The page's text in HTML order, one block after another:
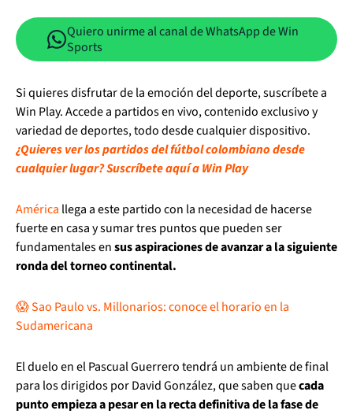
Quiero unirme al canal de WhatsApp de Win
Sports
Si quieres disfrutar de la emoción del deporte, suscríbete a
Win Play. Accede a partidos en vivo, contenido exclusivo y
variedad de deportes, todo desde cualquier dispositivo.
¿Quieres ver los partidos del fútbol colombiano desde
cualquier lugar? Suscríbete aquí a Win Play
América llega a este partido con la necesidad de hacerse
fuerte en casa y sumar tres puntos que pueden ser
fundamentales ensus aspiraciones de avanzar a la siguiente
ronda del torneo continental.
😱 Sao Paulo vs. Millonarios: conoce el horario en la
Sudamericana
El duelo en el Pascual Guerrero tendrá un ambiente de final
para los dirigidos por David González, que saben quecada
punto empieza a pesar en la recta definitiva de la fase de